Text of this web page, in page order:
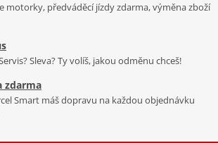
motorky, předváděcí jízdy zdarma, výměna zboží
Sleva? Ty volíš, jakou odměnu chceš!
zdarma
Smart máš dopravu na každou objednávku